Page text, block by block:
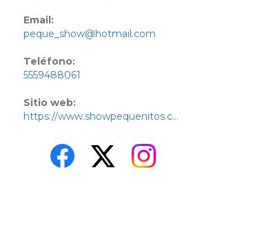
Email:
peque_show@hotmail.com
Teléfono:
5559488061
Sitio web:
https://www.showpequenitos.com